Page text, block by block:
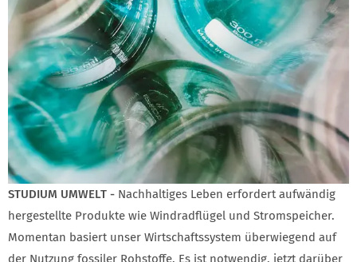
STUDIUM UMWELT - Nachhaltiges Leben erfordert aufwändig
hergestellte Produkte wie Windradflügel und Stromspeicher.
Momentan basiert unser Wirtschaftssystem überwiegend auf